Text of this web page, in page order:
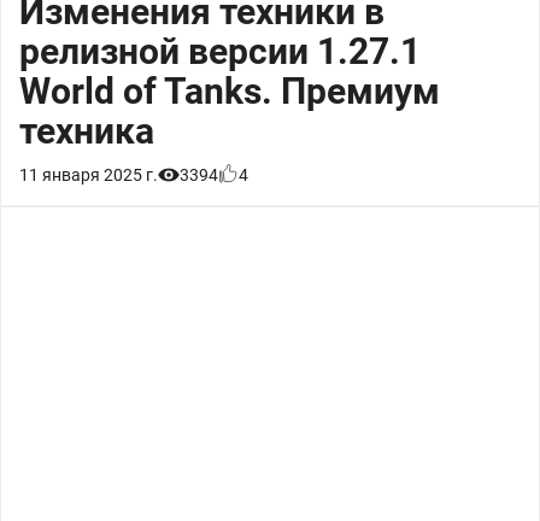
Изменения техники в
релизной версии 1.27.1
World of Tanks. Премиум
техника
11 января 2025 г. 3394 4